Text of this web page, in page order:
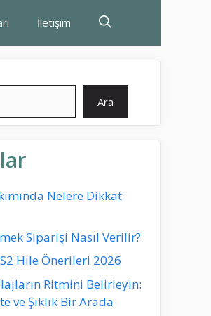
İletişim
Ara
Nelere Dikkat
Siparişi Nasıl Verilir?
Hile Önerileri 2026
Ritmini Belirleyin:
ve Şıklık Bir Arada